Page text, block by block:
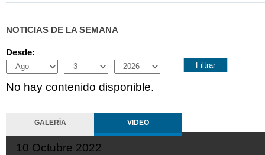
NOTICIAS DE LA SEMANA
Desde:
Month
Day Year
No hay contenido disponible.
GALERÍA VIDEO
10 Octubre 2022